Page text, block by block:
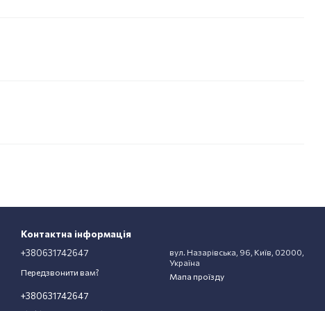
Контактна інформація
+380631742647
Передзвонити вам?
+380631742647
вул. Назарівська, 96, Київ, 02000,
Україна
Мапа проїзду